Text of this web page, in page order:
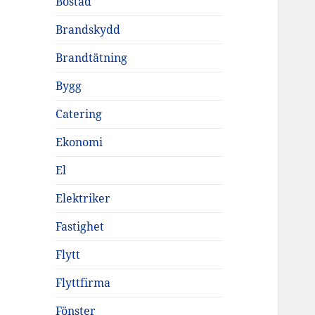
Brandskydd
Brandtätning
Bygg
Catering
Ekonomi
El
Elektriker
Fastighet
Flytt
Flyttfirma
Fönster